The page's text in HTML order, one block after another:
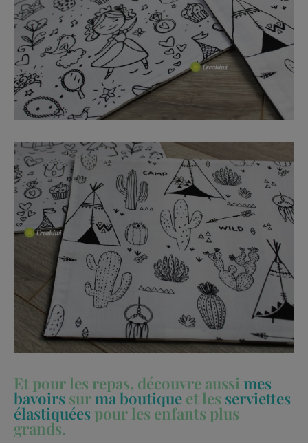
Et pour les repas, découvre aussi mes
bavoirs sur ma boutique et les serviettes
élastiquées pour les enfants plus
grands.